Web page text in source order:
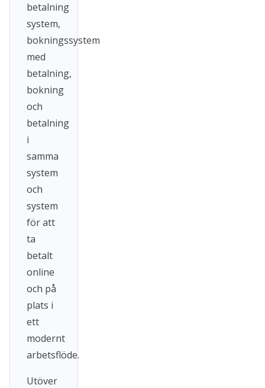
betalning
system,
bokningssystem
med
betalning,
bokning
och
betalning
i
samma
system
och
system
för att
ta
betalt
online
och på
plats i
ett
modernt
arbetsflöde.
Utöver